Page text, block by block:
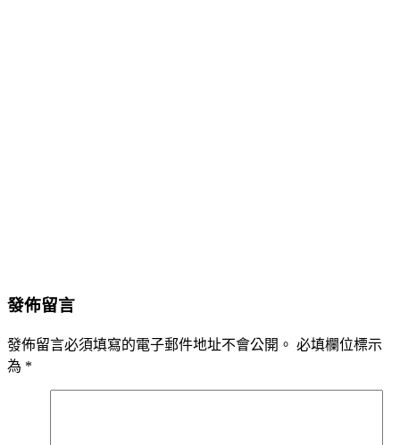
發佈留言
發佈留言必須填寫的電子郵件地址不會公開。 必填欄位標示
為 *